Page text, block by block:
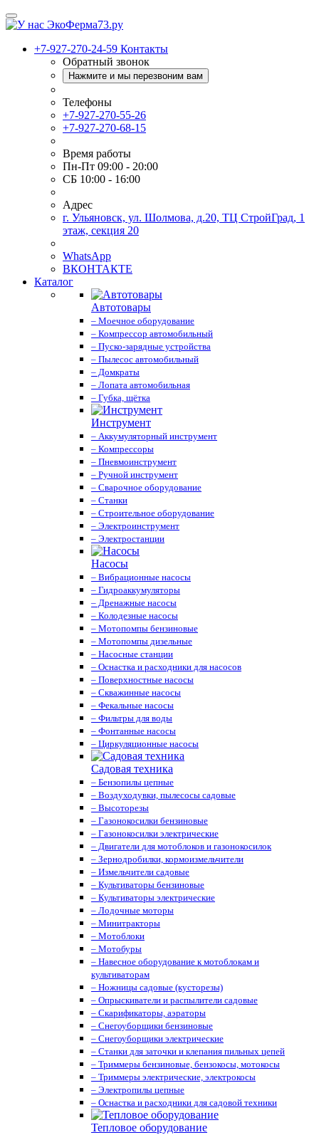
+7-927-270-24-59 Контакты
Обратный звонок
Нажмите и мы перезвоним вам
Телефоны
+7-927-270-55-26
+7-927-270-68-15
Время работы
Пн-Пт 09:00 - 20:00
СБ 10:00 - 16:00
Адрес
г. Ульяновск, ул. Шолмова, д.20, ТЦ СтройГрад, 1
этаж, секция 20
WhatsApp
ВКОНТАКТЕ
Каталог
Автотовары
– Моечное оборудование
– Компрессор автомобильный
– Пуско-зарядные устройства
– Пылесос автомобильный
– Домкраты
– Лопата автомобильная
– Губка, щётка
Инструмент
– Аккумуляторный инструмент
– Компрессоры
– Пневмоинструмент
– Ручной инструмент
– Сварочное оборудование
– Станки
– Строительное оборудование
– Электроинструмент
– Электростанции
Насосы
– Вибрационные насосы
– Гидроаккумуляторы
– Дренажные насосы
– Колодезные насосы
– Мотопомпы бензиновые
– Мотопомпы дизельные
– Насосные станции
– Оснастка и расходники для насосов
– Поверхностные насосы
– Скважинные насосы
– Фекальные насосы
– Фильтры для воды
– Фонтанные насосы
– Циркуляционные насосы
Садовая техника
– Бензопилы цепные
– Воздуходувки, пылесосы садовые
– Высоторезы
– Газонокосилки бензиновые
– Газонокосилки электрические
– Двигатели для мотоблоков и газонокосилок
– Зернодробилки, кормоизмельчители
– Измельчители садовые
– Культиваторы бензиновые
– Культиваторы электрические
– Лодочные моторы
– Минитракторы
– Мотоблоки
– Мотобуры
– Навесное оборудование к мотоблокам и
культиваторам
– Ножницы садовые (кусторезы)
– Опрыскиватели и распылители садовые
– Скарификаторы, аэраторы
– Снегоуборщики бензиновые
– Снегоуборщики электрические
– Станки для заточки и клепания пильных цепей
– Триммеры бензиновые, бензокосы, мотокосы
– Триммеры электрические, электрокосы
– Электропилы цепные
– Оснастка и расходники для садовой техники
Тепловое оборудование